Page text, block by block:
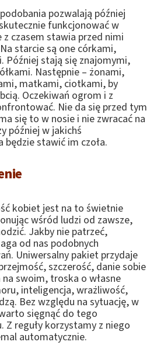
pozwalają później
funkcjonować w
czasem stawia przed nimi
starcie są one córkami,
Później stają się znajomymi,
Następnie – żonami,
matkami, ciotkami, by
Oczekiwań ogrom i z
Nie da się przed tym
się to w nosie i nie zwracać na
później w jakichś
stawić im czoła.
kobiet jest na to świetnie
wśród ludzi od zawsze,
Jakby nie patrzeć,
od nas podobnych
Uniwersalny pakiet przydaje
szczerość, danie sobie
swoim, troska o własne
inteligencja, wrażliwość,
Bez względu na sytuację, w
sięgnąć do tego
Z reguły korzystamy z niego
automatycznie.